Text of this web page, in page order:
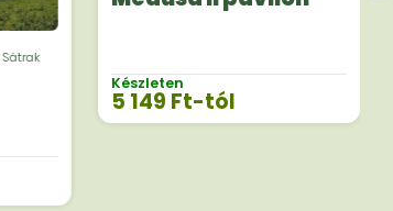
Sátrak
Készleten
5 149 Ft-tól